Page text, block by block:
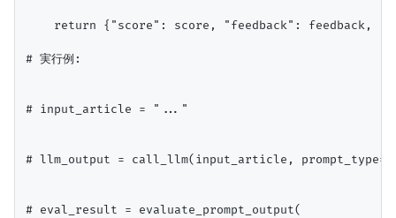
return {"score": score, "feedback": feedback,
# 実行例:
# input_article = "..."
# llm_output = call_llm(input_article,
# eval_result = evaluate_prompt_output(